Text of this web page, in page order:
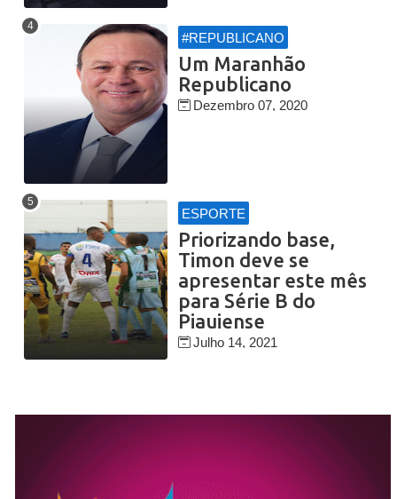
#REPUBLICANO
Um Maranhão
Republicano
Dezembro 07, 2020
ESPORTE
Priorizando base,
Timon deve se
apresentar este mês
para Série B do
Piauiense
Julho 14, 2021